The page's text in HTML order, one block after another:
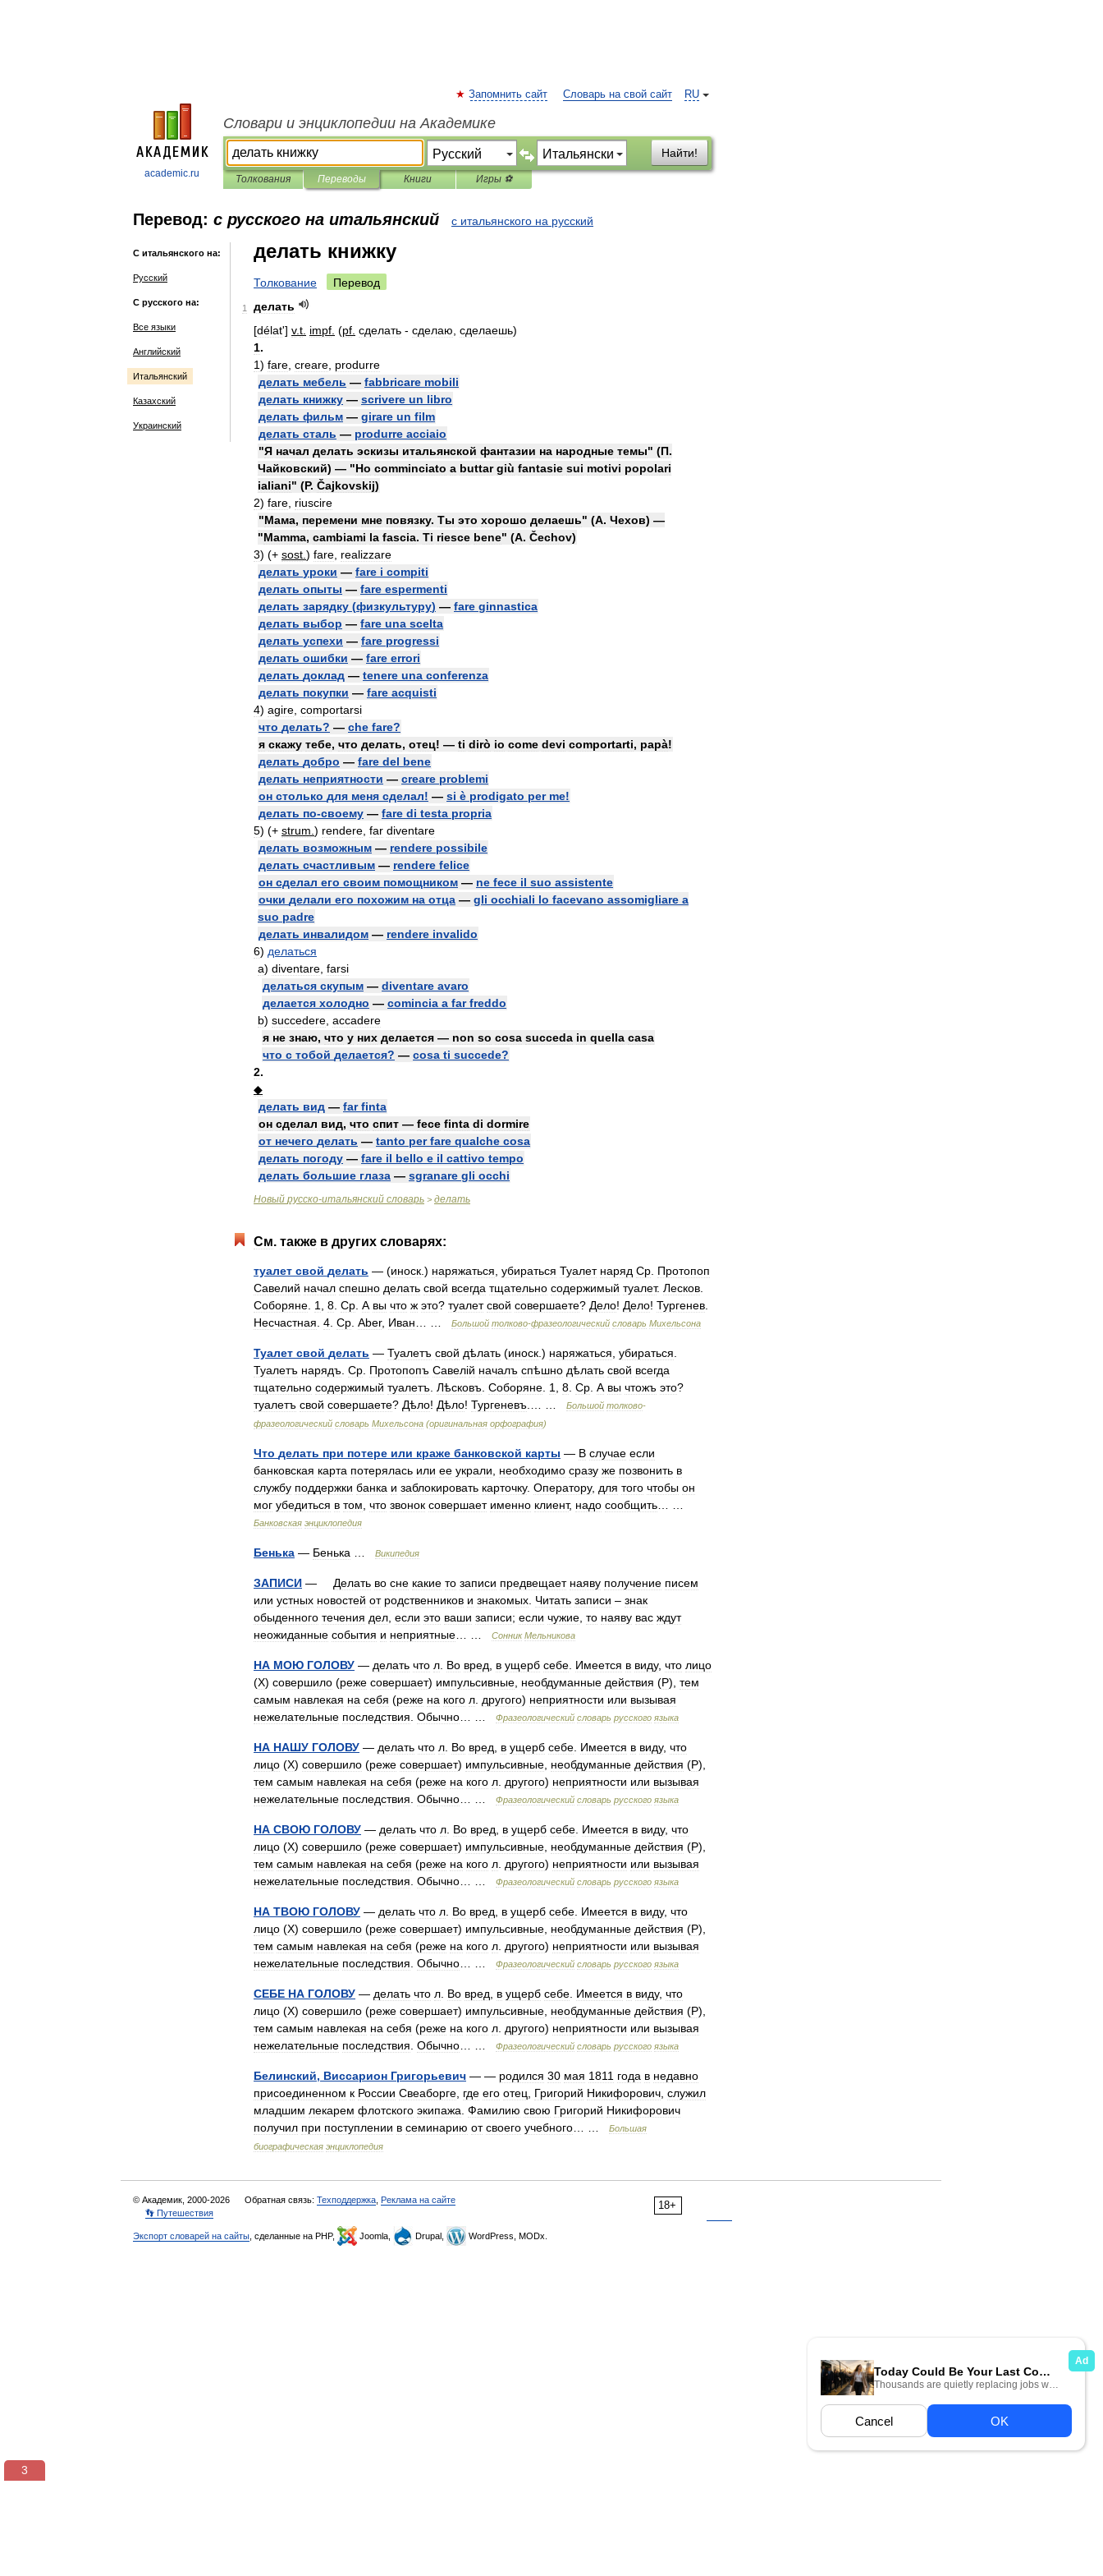
academic.ru
RU
Запомнить сайт Словарь на свой сайт
Словари и энциклопедии на Академике
Найти!
Толкования Переводы Книги Игры ⚽
Перевод: с русского на итальянский с итальянского на русский
С итальянского на:
Русский
С русского на:
Все языки
Английский
Итальянский
Казахский
Украинский
делать книжку
Толкование Перевод
1
делать
[délat'] v.t impf (pf сделать - сделаю сделаешь)
1.
1) fare creare produrre
делать мебель — fabbricare mobili
делать книжку — scrivere un libro
делать фильм — girare un film
делать сталь — produrre acciaio
"Я начал делать эскизы итальянской фантазии на народные темы" (П.
Чайковский) — "Ho comminciato a buttar giù fantasie sui motivi popolari
ialiani" (P. Čajkovskij)
2) fare riuscire
"Мама, перемени мне повязку. Ты это хорошо делаешь" (А. Чехов) —
"Mamma, cambiami la fascia. Ti riesce bene" (A. Čechov)
3) (+ sost ) fare realizzare
делать уроки — fare i compiti
делать опыты — fare espermenti
делать зарядку (физкультуру) — fare ginnastica
делать выбор — fare una scelta
делать успехи — fare progressi
делать ошибки — fare errori
делать доклад — tenere una conferenza
делать покупки — fare acquisti
4) agire comportarsi
что делать? — che fare?
я скажу тебе, что делать, отец! — ti dirò io come devi comportarti, papà!
делать добро — fare del bene
делать неприятности — creare problemi
он столько для меня сделал! — si è prodigato per me!
делать по-своему — fare di testa propria
5) (+ strum ) rendere far diventare
делать возможным — rendere possibile
делать счастливым — rendere felice
он сделал его своим помощником — ne fece il suo assistente
очки делали его похожим на отца — gli occhiali lo facevano assomigliare a
suo padre
делать инвалидом — rendere invalido
6) делаться
a) diventare farsi
делаться скупым — diventare avaro
делается холодно — comincia a far freddo
b) succedere accadere
я не знаю, что у них делается — non so cosa succeda in quella casa
что с тобой делается? — cosa ti succede?
2.
◆
делать вид — far finta
он сделал вид, что спит — fece finta di dormire
от нечего делать — tanto per fare qualche cosa
делать погоду — fare il bello e il cattivo tempo
делать большие глаза — sgranare gli occhi
Новый русско-итальянский словарь > делать
См. также в других словарях:
туалет свой делать — (иноск .) наряжаться убираться Туалет наряд Ср Протопоп
Савелий начал спешно делать свой всегда тщательно содержимый туалет. Лесков
Соборяне 1 8 Ср А вы что ж это? туалет свой совершаете? Дело! Дело! Тургенев
Несчастная 4 Ср Aber, Иван Большой толково-фразеологический словарь Михельсона
Туалет свой делать — Туалетъ свой дѣлать (иноск .) наряжаться убираться
Туалетъ нарядъ Ср Протопопъ Савелій началъ спѣшно дѣлать свой всегда
тщательно содержимый туалетъ Лѣсковъ Соборяне 1 8 Ср А вы чтожъ это?
туалетъ свой совершаете? Дѣло! Дѣло! Тургеневъ Большой толково-
фразеологический словарь Михельсона (оригинальная орфография)
Что делать при потере или краже банковской карты — В случае если
банковская карта потерялась или ее украли необходимо сразу же позвонить в
службу поддержки банка и заблокировать карточку. Оператору, для того чтобы он
мог убедиться в том что звонок совершает именно клиент, надо сообщить
Банковская энциклопедия
Бенька — Бенька Википедия
ЗАПИСИ — Делать во сне какие то записи предвещает наяву получение писем
или устных новостей от родственников и знакомых Читать записи – знак
обыденного течения дел если это ваши записи; если чужие то наяву вас ждут
неожиданные события и неприятные Сонник Мельникова
НА МОЮ ГОЛОВУ — делать что л Во вред в ущерб себе Имеется в виду, что лицо
(Х) совершило (реже совершает) импульсивные необдуманные действия (Р), тем
самым навлекая на себя (реже на кого л другого) неприятности или вызывая
нежелательные последствия Обычно Фразеологический словарь русского языка
НА НАШУ ГОЛОВУ — делать что л Во вред в ущерб себе Имеется в виду, что
лицо (Х) совершило (реже совершает) импульсивные необдуманные действия (Р),
тем самым навлекая на себя (реже на кого л другого) неприятности или вызывая
нежелательные последствия Обычно Фразеологический словарь русского языка
НА СВОЮ ГОЛОВУ — делать что л Во вред в ущерб себе Имеется в виду, что
лицо (Х) совершило (реже совершает) импульсивные необдуманные действия (Р),
тем самым навлекая на себя (реже на кого л другого) неприятности или вызывая
нежелательные последствия Обычно Фразеологический словарь русского языка
НА ТВОЮ ГОЛОВУ — делать что л Во вред в ущерб себе Имеется в виду, что
лицо (Х) совершило (реже совершает) импульсивные необдуманные действия (Р),
тем самым навлекая на себя (реже на кого л другого) неприятности или вызывая
нежелательные последствия Обычно Фразеологический словарь русского языка
СЕБЕ НА ГОЛОВУ — делать что л Во вред в ущерб себе Имеется в виду, что
лицо (Х) совершило (реже совершает) импульсивные необдуманные действия (Р),
тем самым навлекая на себя (реже на кого л другого) неприятности или вызывая
нежелательные последствия Обычно Фразеологический словарь русского языка
Белинский, Виссарион Григорьевич — — родился 30 мая 1811 года в недавно
присоединенном к России Свеаборге где его отец Григорий Никифорович служил
младшим лекарем флотского экипажа Фамилию свою Григорий Никифорович
получил при поступлении в семинарию от своего учебного
Большая
биографическая энциклопедия
18+
© Академик, 2000-2026 Обратная связь: Техподдержка Реклама на сайте
👣 Путешествия
Экспорт словарей на сайты , сделанные на PHP, Joomla, Drupal, WordPress, MODx.
3